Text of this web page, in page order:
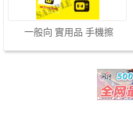
一般向 實用品 手機擦